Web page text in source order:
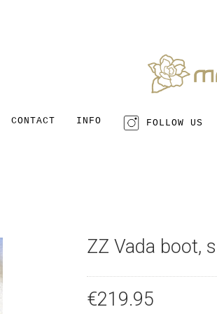
CONTACT INFO FOLLOW US
ZZ Vada boot,
€219.95